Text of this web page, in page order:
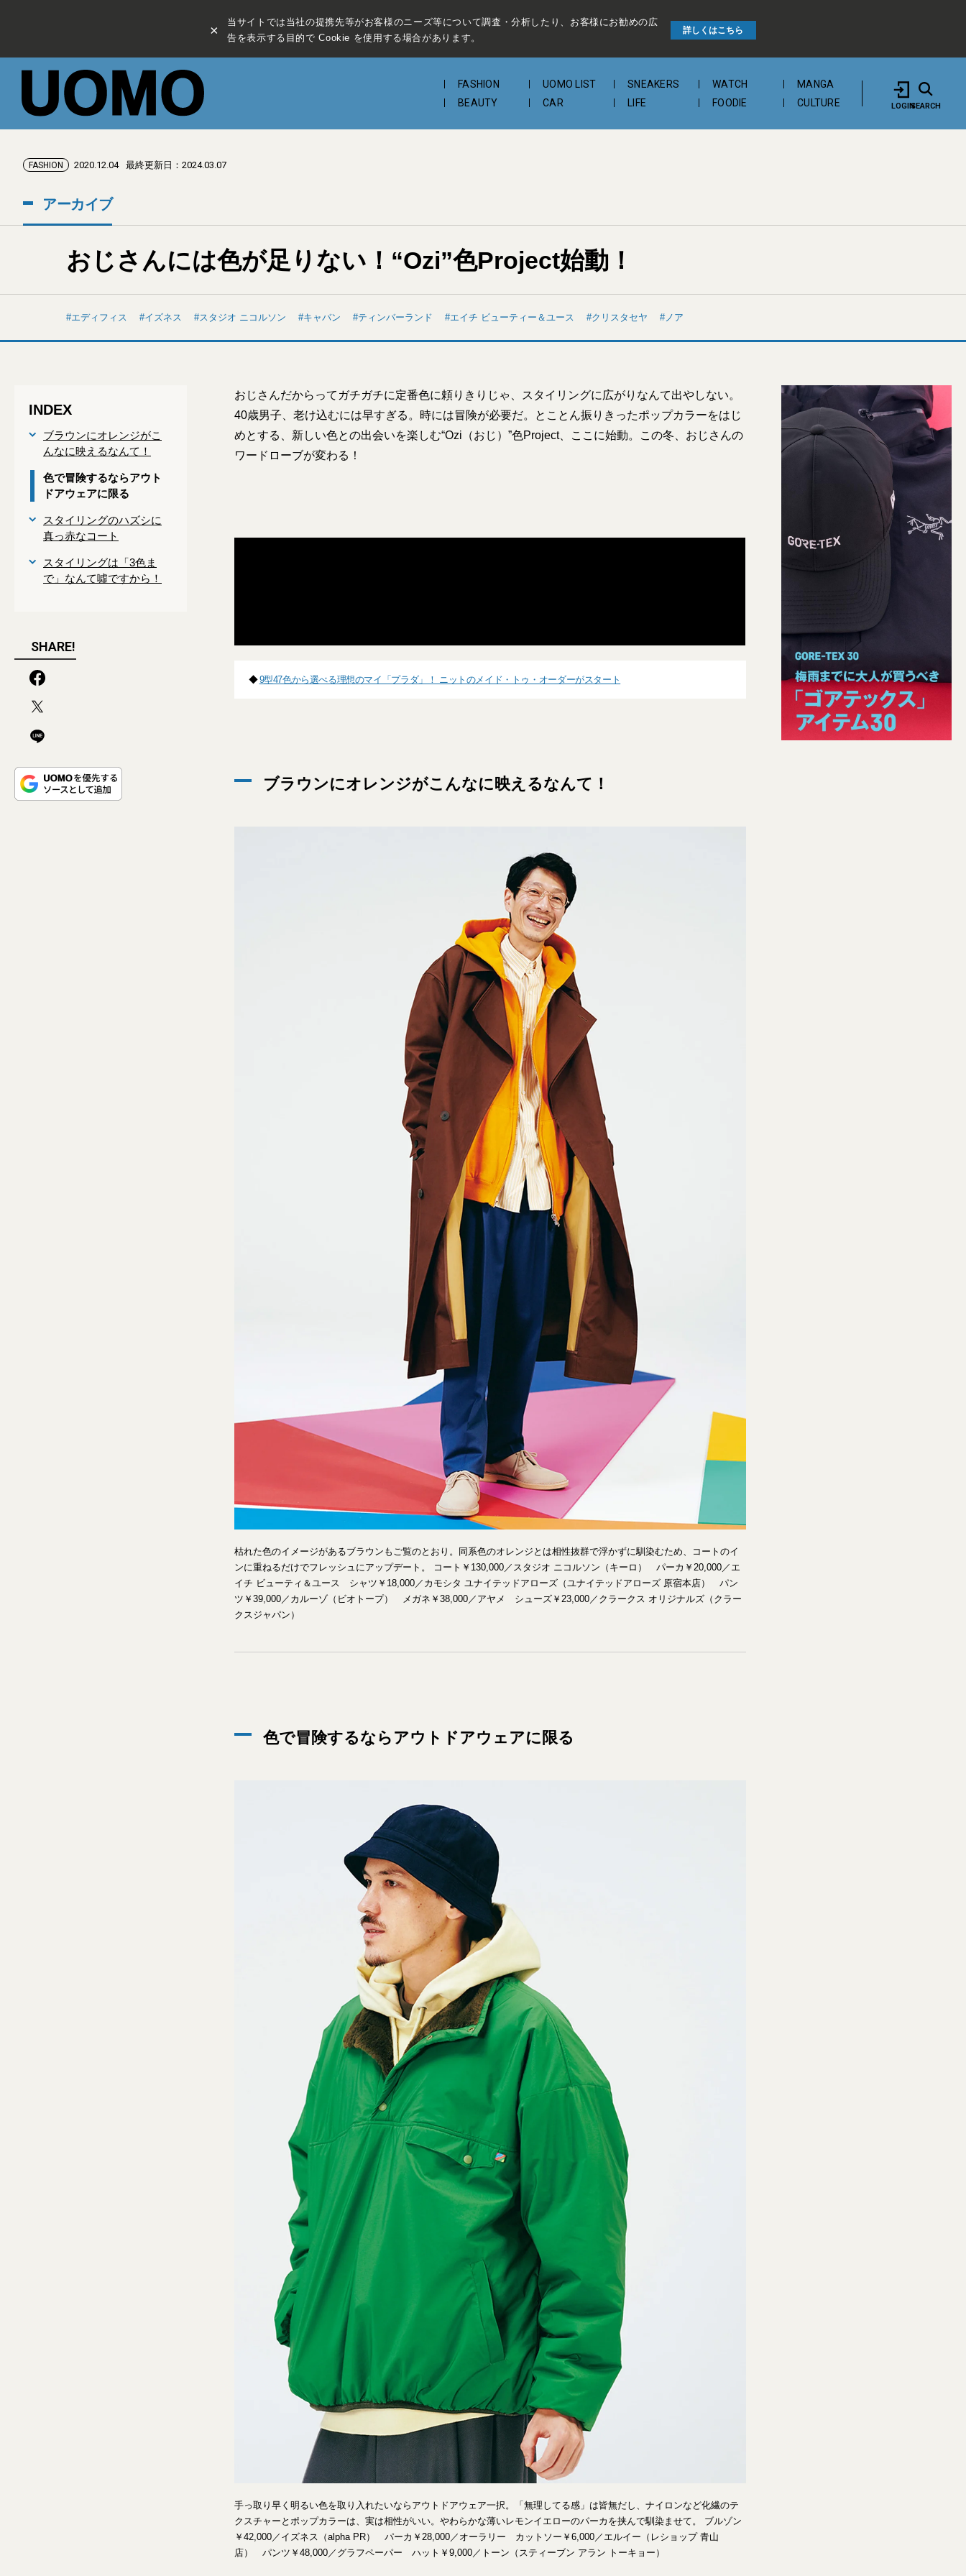
×
当サイトでは当社の提携先等がお客様のニーズ等について調査・分析したり、お客様にお勧めの広
告を表示する目的で Cookie を使用する場合があります。
詳しくはこちら
FASHION UOMO LIST SNEAKERS WATCH
MANGA
BEAUTY
CAR LIFE FOODIE CULTURE LOGINSEARCH
FASHION 2020.12.04 最終更新日：2024.03.07
アーカイブ
おじさんには色が足りない！“Ozi”色Project始動！
エディフィス イズネス スタジオ ニコルソン キャバン ティンバーランド エイチ ビューティー＆ユース クリスタセヤ ノア
INDEX
ブラウンにオレンジがこ
んなに映えるなんて！
色で冒険するならアウト
ドアウェアに限る
スタイリングのハズシに
真っ赤なコート
スタイリングは「3色ま
で」なんて噓ですから！
SHARE!
おじさんだからってガチガチに定番色に頼りきりじゃ、スタイリングに広がりなんて出やしない。
40歳男子、老け込むには早すぎる。時には冒険が必要だ。とことん振りきったポップカラーをはじ
めとする、新しい色との出会いを楽しむ“Ozi（おじ）”色Project、ここに始動。この冬、おじさんの
ワードローブが変わる！
◆9型47色から選べる理想のマイ「プラダ」！ ニットのメイド・トゥ・オーダーがスタート
ブラウンにオレンジがこんなに映えるなんて！
枯れた色のイメージがあるブラウンもご覧のとおり。同系色のオレンジとは相性抜群で浮かずに馴染むため、コートのイ
ンに重ねるだけでフレッシュにアップデート。 コート￥130,000／スタジオ ニコルソン（キーロ） パーカ￥20,000／エ
イチ ビューティ＆ユース シャツ￥18,000／カモシタ ユナイテッドアローズ（ユナイテッドアローズ 原宿本店） パン
ツ￥39,000／カルーゾ（ビオトープ） メガネ￥38,000／アヤメ シューズ￥23,000／クラークス オリジナルズ（クラー
クスジャパン）
色で冒険するならアウトドアウェアに限る
手っ取り早く明るい色を取り入れたいならアウトドアウェア一択。「無理してる感」は皆無だし、ナイロンなど化繊のテ
クスチャーとポップカラーは、実は相性がいい。やわらかな薄いレモンイエローのパーカを挟んで馴染ませて。 ブルゾン
￥42,000／イズネス（alpha PR） パーカ￥28,000／オーラリー カットソー￥6,000／エルイー（レショップ 青山
店） パンツ￥48,000／グラフペーパー ハット￥9,000／トーン（スティーブン アラン トーキョー）